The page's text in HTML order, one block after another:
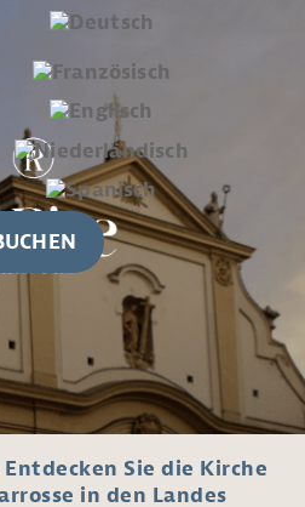
Entdecken Sie die Kirche
in den Landes